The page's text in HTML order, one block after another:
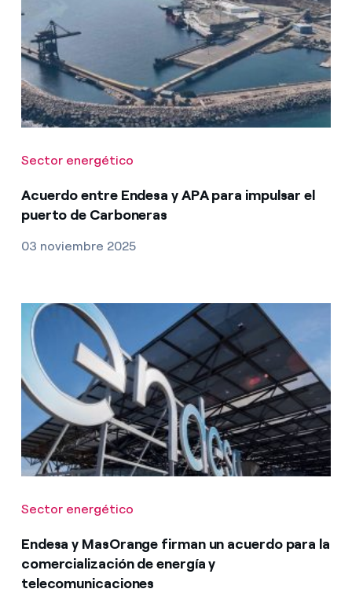
Sector energético
Acuerdo entre Endesa y APA para impulsar el
puerto de Carboneras
03 noviembre 2025
Sector energético
Endesa y MasOrange firman un acuerdo para la
comercialización de energía y
telecomunicaciones